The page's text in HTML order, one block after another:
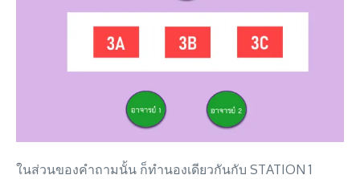
ในส่วนของคำถามนั้น ก็ทำนองเดียวกันกับ STATION 1